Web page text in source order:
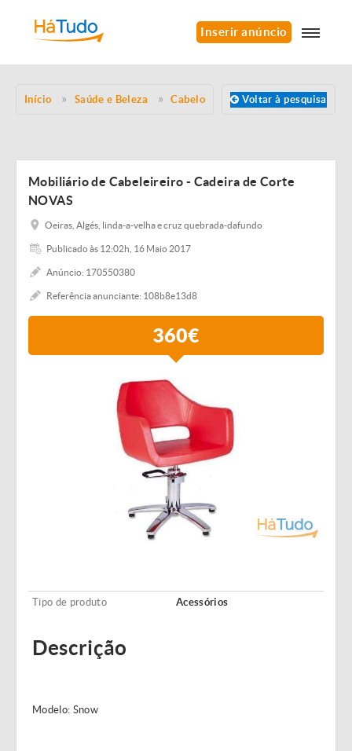
Inserir anúncio
Início Saúde e Beleza Cabelo Voltar à pesquisa
Mobiliário de Cabeleireiro - Cadeira de Corte
NOVAS
Oeiras, Algés, linda-a-velha e cruz quebrada-dafundo
Publicado às 12:02h, 16 Maio 2017
Anúncio: 170550380
Referência anunciante: 108b8e13d8
360€
Tipo de produto Acessórios
Descrição
Modelo: Snow